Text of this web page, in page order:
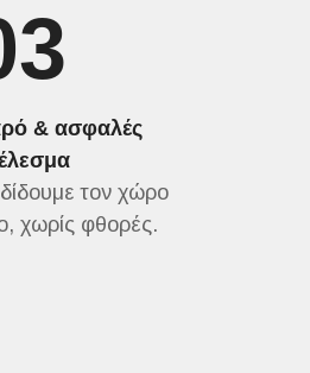
& ασφαλές
τον χώρο
χωρίς φθορές.